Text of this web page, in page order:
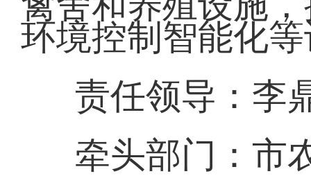
环境控制智能化
责任领导：李
牵头部门：市